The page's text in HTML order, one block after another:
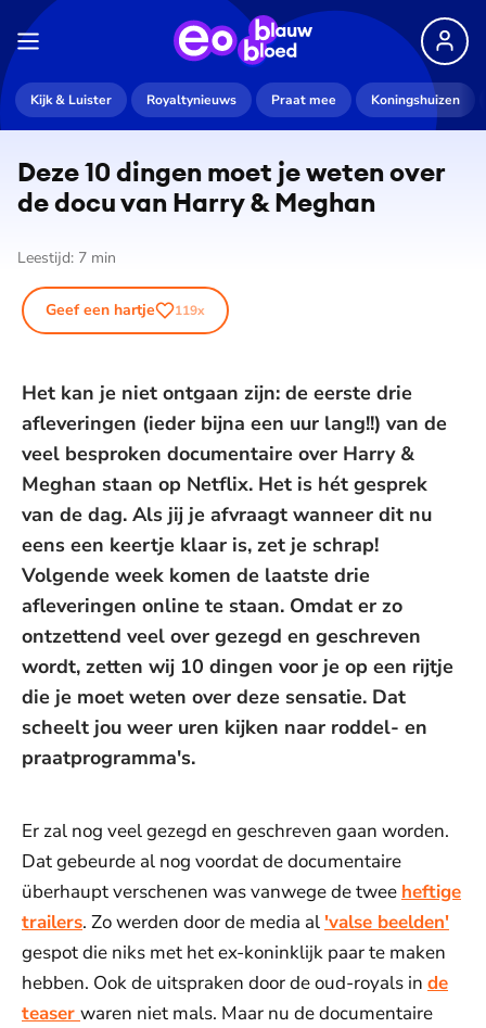
Kijk & Luister Royaltynieuws Praat mee Koningshuizen
Deze 10 dingen moet je weten over
de docu van Harry & Meghan
Leestijd: 7 min
Geef een hartje 119x
Het kan je niet ontgaan zijn: de eerste drie
afleveringen (ieder bijna een uur lang!!) van de
veel besproken documentaire over Harry &
Meghan staan op Netflix. Het is hét gesprek
van de dag. Als jij je afvraagt wanneer dit nu
eens een keertje klaar is, zet je schrap!
Volgende week komen de laatste drie
afleveringen online te staan. Omdat er zo
ontzettend veel over gezegd en geschreven
wordt, zetten wij 10 dingen voor je op een rijtje
die je moet weten over deze sensatie. Dat
scheelt jou weer uren kijken naar roddel- en
praatprogramma's.
Er zal nog veel gezegd en geschreven gaan worden.
Dat gebeurde al nog voordat de documentaire
überhaupt verschenen was vanwege de twee heftige
trailers. Zo werden door de media al'valse beelden'
gespot die niks met het ex-koninklijk paar te maken
hebben. Ook de uitspraken door de oud-royals in de
teaser waren niet mals. Maar nu de documentaire